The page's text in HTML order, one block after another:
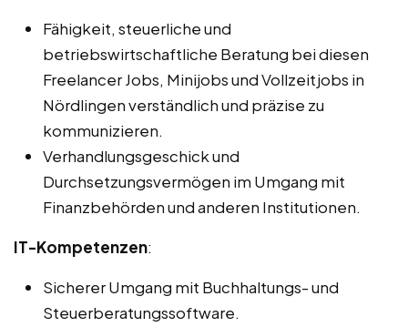
Fähigkeit, steuerliche und
betriebswirtschaftliche Beratung bei diesen
Freelancer Jobs, Minijobs und Vollzeitjobs in
Nördlingen verständlich und präzise zu
kommunizieren.
Verhandlungsgeschick und
Durchsetzungsvermögen im Umgang mit
Finanzbehörden und anderen Institutionen.
IT-Kompetenzen:
Sicherer Umgang mit Buchhaltungs- und
Steuerberatungssoftware.